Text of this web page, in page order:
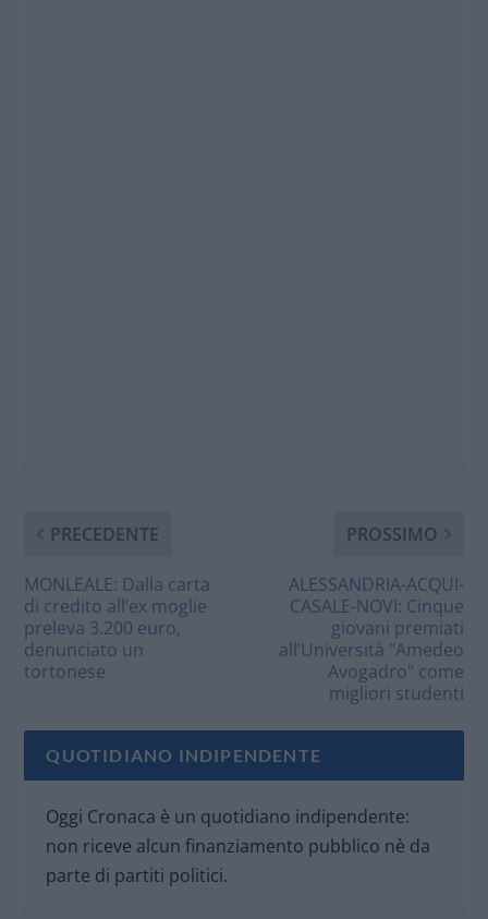
PRECEDENTE
MONLEALE: Dalla carta
di credito all’ex moglie
preleva 3.200 euro,
denunciato un
tortonese
PROSSIMO
ALESSANDRIA-ACQUI-
CASALE-NOVI: Cinque
giovani premiati
all’Università "Amedeo
Avogadro" come
migliori studenti
QUOTIDIANO INDIPENDENTE
Oggi Cronaca è un quotidiano indipendente:
non riceve alcun finanziamento pubblico nè da
parte di partiti politici.